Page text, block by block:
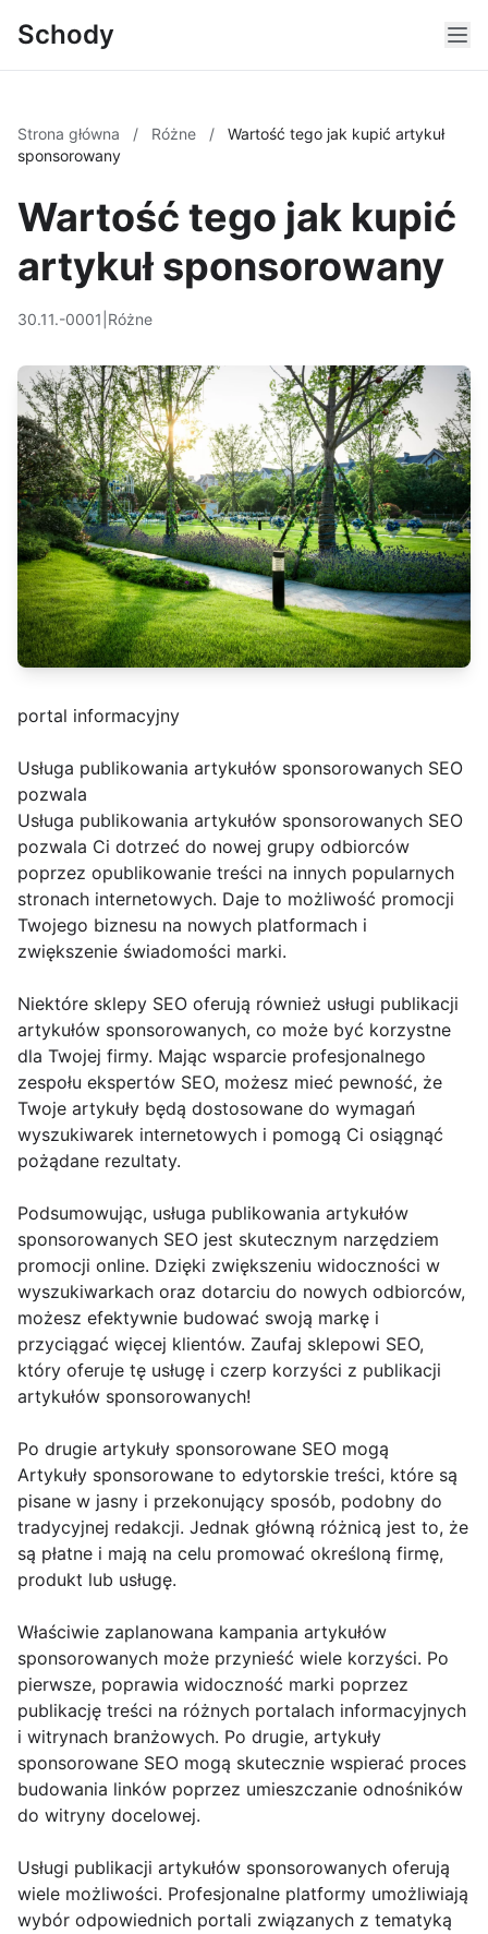
Schody
Strona główna / Różne /
Wartość tego jak kupić artykuł
sponsorowany
Wartość tego jak kupić
artykuł sponsorowany
30.11.-0001 Różne
portal informacyjny
Usługa publikowania artykułów sponsorowanych SEO
pozwala
Usługa publikowania artykułów sponsorowanych SEO
pozwala Ci dotrzeć do nowej grupy odbiorców
poprzez opublikowanie treści na innych popularnych
stronach internetowych. Daje to możliwość promocji
Twojego biznesu na nowych platformach i
zwiększenie świadomości marki.
Niektóre sklepy SEO oferują również usługi publikacji
artykułów sponsorowanych, co może być korzystne
dla Twojej firmy. Mając wsparcie profesjonalnego
zespołu ekspertów SEO, możesz mieć pewność, że
Twoje artykuły będą dostosowane do wymagań
wyszukiwarek internetowych i pomogą Ci osiągnąć
pożądane rezultaty.
Podsumowując, usługa publikowania artykułów
sponsorowanych SEO jest skutecznym narzędziem
promocji online. Dzięki zwiększeniu widoczności w
wyszukiwarkach oraz dotarciu do nowych odbiorców,
możesz efektywnie budować swoją markę i
przyciągać więcej klientów. Zaufaj sklepowi SEO,
który oferuje tę usługę i czerp korzyści z publikacji
artykułów sponsorowanych!
Po drugie artykuły sponsorowane SEO mogą
Artykuły sponsorowane to edytorskie treści, które są
pisane w jasny i przekonujący sposób, podobny do
tradycyjnej redakcji. Jednak główną różnicą jest to, że
są płatne i mają na celu promować określoną firmę,
produkt lub usługę.
Właściwie zaplanowana kampania artykułów
sponsorowanych może przynieść wiele korzyści. Po
pierwsze, poprawia widoczność marki poprzez
publikację treści na różnych portalach informacyjnych
i witrynach branżowych. Po drugie, artykuły
sponsorowane SEO mogą skutecznie wspierać proces
budowania linków poprzez umieszczanie odnośników
do witryny docelowej.
Usługi publikacji artykułów sponsorowanych oferują
wiele możliwości. Profesjonalne platformy umożliwiają
wybór odpowiednich portali związanych z tematyką